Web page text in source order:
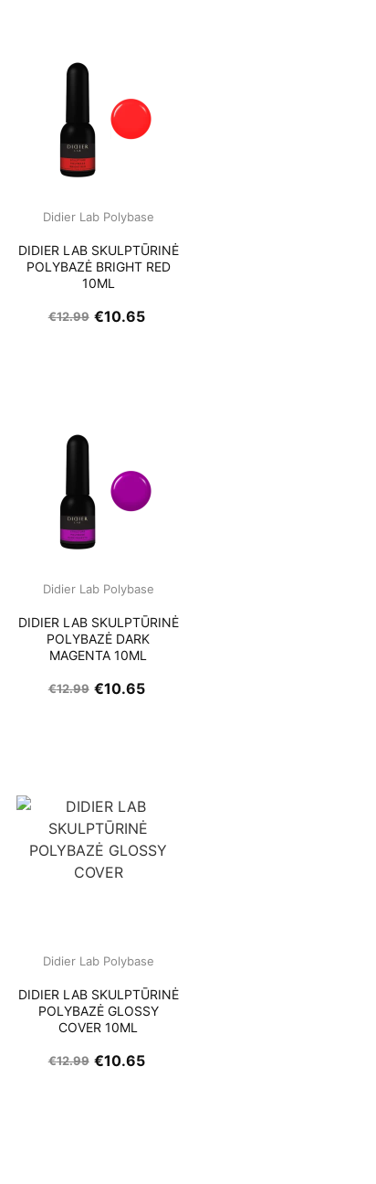
Didier Lab Polybase
DIDIER LAB SKULPTŪRINĖ
POLYBAZĖ BRIGHT RED
10ML
€12.99 €10.65
Didier Lab Polybase
DIDIER LAB SKULPTŪRINĖ
POLYBAZĖ DARK
MAGENTA 10ML
€12.99 €10.65
Didier Lab Polybase
DIDIER LAB SKULPTŪRINĖ
POLYBAZĖ GLOSSY
COVER 10ML
€12.99 €10.65